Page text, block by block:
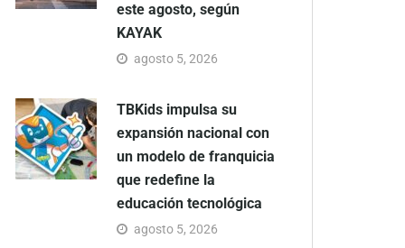
este agosto, según
KAYAK
agosto 5, 2026
TBKids impulsa su
expansión nacional con
un modelo de franquicia
que redefine la
educación tecnológica
agosto 5, 2026